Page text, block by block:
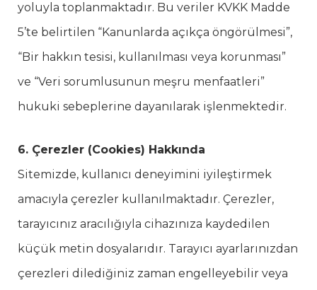
yoluyla toplanmaktadır. Bu veriler KVKK Madde
5’te belirtilen “Kanunlarda açıkça öngörülmesi”,
“Bir hakkın tesisi, kullanılması veya korunması”
ve “Veri sorumlusunun meşru menfaatleri”
hukuki sebeplerine dayanılarak işlenmektedir.
6. Çerezler (Cookies) Hakkında
Sitemizde, kullanıcı deneyimini iyileştirmek
amacıyla çerezler kullanılmaktadır. Çerezler,
tarayıcınız aracılığıyla cihazınıza kaydedilen
küçük metin dosyalarıdır. Tarayıcı ayarlarınızdan
çerezleri dilediğiniz zaman engelleyebilir veya